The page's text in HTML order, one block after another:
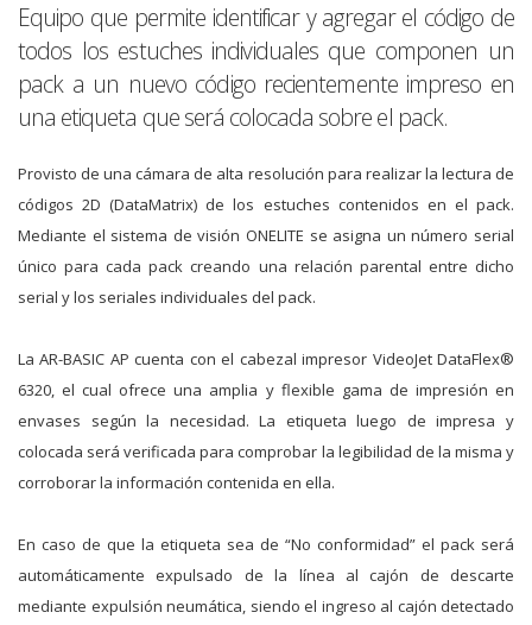
Equipo que permite identificar y agregar el código de
todos los estuches individuales que componen un
pack a un nuevo código recientemente impreso en
una etiqueta que será colocada sobre el pack.
Provisto de una cámara de alta resolución para realizar la lectura de
códigos 2D (DataMatrix) de los estuches contenidos en el pack.
Mediante el sistema de visión ONELITE se asigna un número serial
único para cada pack creando una relación parental entre dicho
serial y los seriales individuales del pack.
La AR-BASIC AP cuenta con el cabezal impresor VideoJet DataFlex®
6320, el cual ofrece una amplia y flexible gama de impresión en
envases según la necesidad. La etiqueta luego de impresa y
colocada será verificada para comprobar la legibilidad de la misma y
corroborar la información contenida en ella.
En caso de que la etiqueta sea de “No conformidad” el pack será
automáticamente expulsado de la línea al cajón de descarte
mediante expulsión neumática, siendo el ingreso al cajón detectado